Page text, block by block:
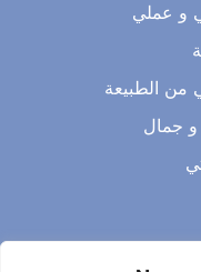
و عملي
من الطبيعة
جمال